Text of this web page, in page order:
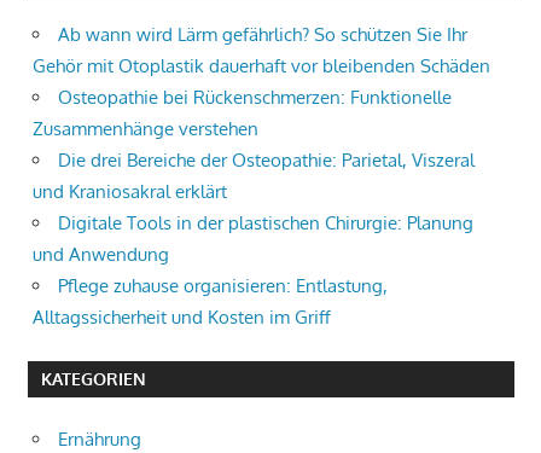
Ab wann wird Lärm gefährlich? So schützen Sie Ihr
Gehör mit Otoplastik dauerhaft vor bleibenden Schäden
Osteopathie bei Rückenschmerzen: Funktionelle
Zusammenhänge verstehen
Die drei Bereiche der Osteopathie: Parietal, Viszeral
und Kraniosakral erklärt
Digitale Tools in der plastischen Chirurgie: Planung
und Anwendung
Pflege zuhause organisieren: Entlastung,
Alltagssicherheit und Kosten im Griff
KATEGORIEN
Ernährung